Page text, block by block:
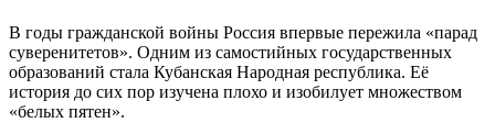
В годы гражданской войны Россия впервые пережила «парад
суверенитетов». Одним из самостийных государственных
образований стала Кубанская Народная республика. Её
история до сих пор изучена плохо и изобилует множеством
«белых пятен».